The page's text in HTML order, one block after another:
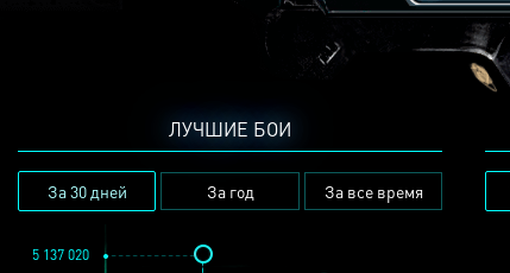
ЛУЧШИЕ БОИ
За 30 дней За год За все время
5 137 020